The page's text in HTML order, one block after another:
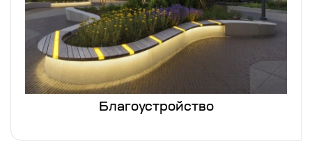
Благоустройство